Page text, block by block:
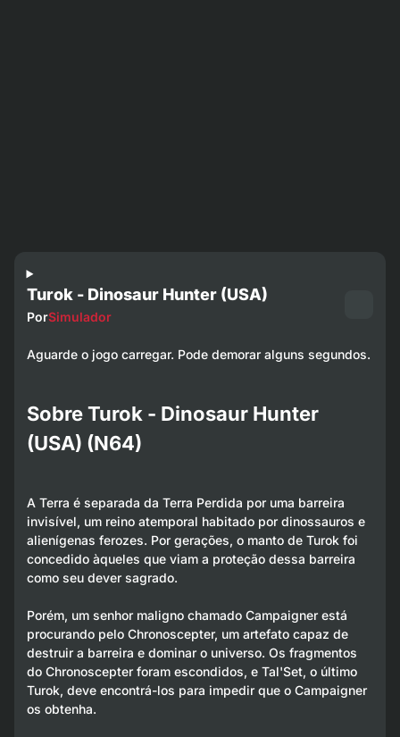
Turok - Dinosaur Hunter (USA)
PorSimulador
Aguarde o jogo carregar. Pode demorar alguns segundos.
Sobre Turok - Dinosaur Hunter
(USA) (N64)
A Terra é separada da Terra Perdida por uma barreira
invisível, um reino atemporal habitado por dinossauros e
alienígenas ferozes. Por gerações, o manto de Turok foi
concedido àqueles que viam a proteção dessa barreira
como seu dever sagrado.
Porém, um senhor maligno chamado Campaigner está
procurando pelo Chronoscepter, um artefato capaz de
destruir a barreira e dominar o universo. Os fragmentos
do Chronoscepter foram escondidos, e Tal'Set, o último
Turok, deve encontrá-los para impedir que o Campaigner
os obtenha.